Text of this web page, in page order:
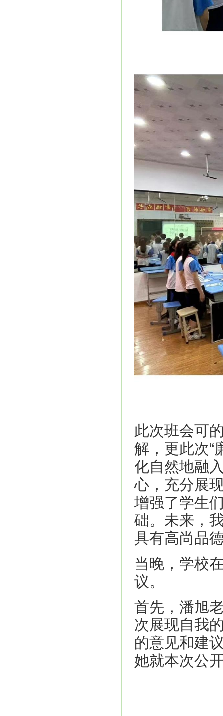
此次班会可
解，更此次“
化自然地融
心，充分展
增强了学生
础。未来，
具有高尚品
当晚，学校
议。
首先，潘旭
次展现自我
的意见和建
她就本次公